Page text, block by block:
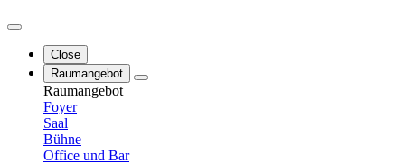
Close
Raumangebot
Raumangebot
Foyer
Saal
Bühne
Office und Bar